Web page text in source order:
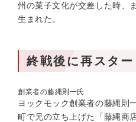
州の菓子文化が交差した時、
生まれた。
終戦後に再スター
創業者の藤縄則一氏
ヨックモック創業者の藤縄則
町で兄の立ち上げた「藤縄商